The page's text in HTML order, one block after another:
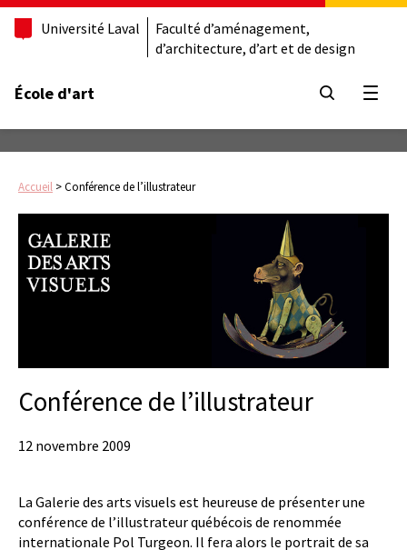
Université Laval
Faculté d’aménagement,
d’architecture, d’art et de design
École d'art
Accueil >Conférence de l’illustrateur
Conférence de l’illustrateur
12 novembre 2009
La Galerie des arts visuels est heureuse de présenter une
conférence de l’illustrateur québécois de renommée
internationale Pol Turgeon. Il fera alors le portrait de sa